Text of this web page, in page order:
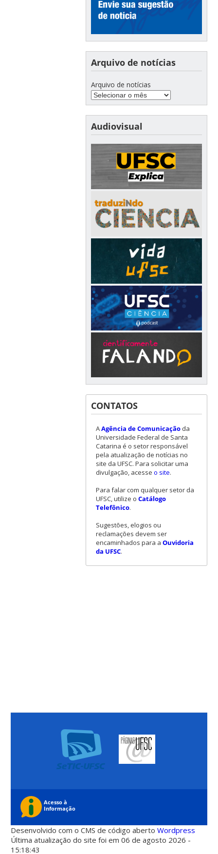
Arquivo de notícias
Arquivo de notícias
Audiovisual
CONTATOS
AAgência de Comunicaçãoda
Universidade Federal de Santa
Catarina é o setor responsável
pela atualização de notícias no
site da UFSC. Para solicitar uma
divulgação, acesse o site.
Para falar com qualquer setor da
UFSC, utilize o Catálogo
Telefônico.
Sugestões, elogios ou
reclamações devem ser
encaminhados para a Ouvidoria
da UFSC.
Desenvolvido com o CMS de código abertoWordpress
Última atualização do site foi em 06 de agosto 2026 -
15:18:43